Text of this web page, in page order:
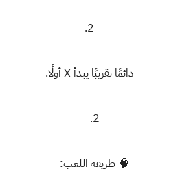
دائمًا تقريبًا يبدأXأولًا.
🧠 طريقة اللعب: